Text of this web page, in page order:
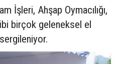
İşleri, Ahşap Oymacılığı,
birçok geleneksel el